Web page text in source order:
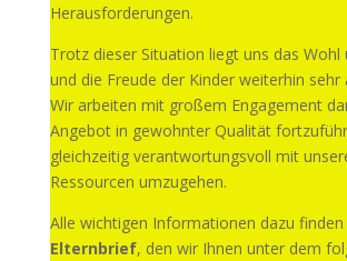
Herausforderungen.
Trotz dieser Situation liegt uns das Wohl
und die Freude der Kinder weiterhin sehr
Wir arbeiten mit großem Engagement
Angebot in gewohnter Qualität
gleichzeitig verantwortungsvoll mit
Ressourcen umzugehen.
Alle wichtigen Informationen dazu finden
Elternbrief, den wir Ihnen unter dem